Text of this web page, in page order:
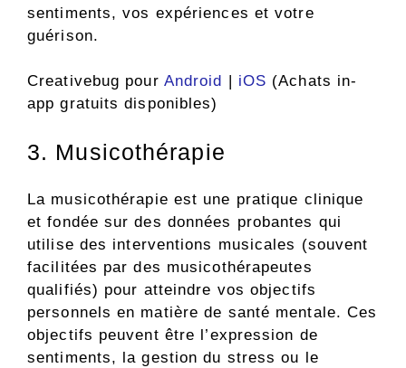
sentiments, vos expériences et votre
guérison.
Creativebug pour Android iOS (Achats in-
app gratuits disponibles)
3. Musicothérapie
La musicothérapie est une pratique clinique
et fondée sur des données probantes qui
utilise des interventions musicales (souvent
facilitées par des musicothérapeutes
qualifiés) pour atteindre vos objectifs
personnels en matière de santé mentale. Ces
objectifs peuvent être l’expression de
sentiments, la gestion du stress ou le